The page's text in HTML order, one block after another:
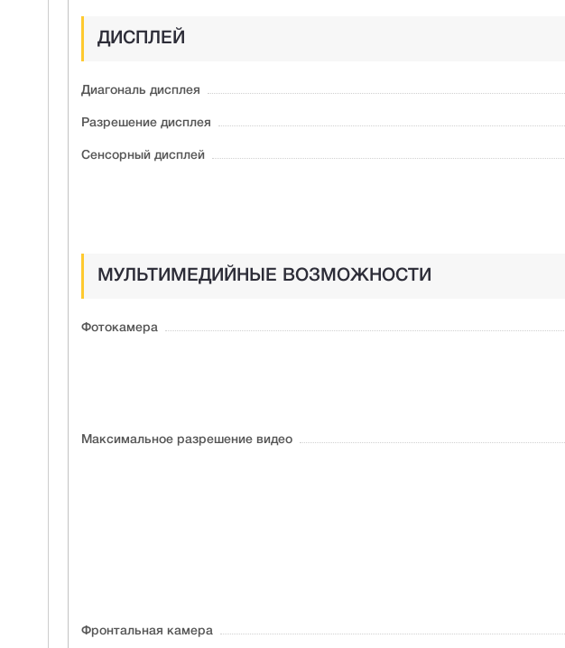
ДИСПЛЕЙ
Диагональ дисплея
Разрешение дисплея
Сенсорный дисплей
МУЛЬТИМЕДИЙНЫЕ ВОЗМОЖНОСТИ
Фотокамера
Максимальное разрешение видео
Фронтальная камера